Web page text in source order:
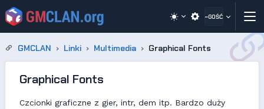
~GOŚĆ
GMCLAN Linki Multimedia Graphical Fonts
Graphical Fonts
Czcionki graficzne z gier, intr, dem itp. Bardzo duży